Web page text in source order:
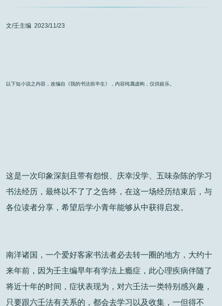
文/壬主编 2023/11/23
以下短小说之内容，改编自《我的书法前半生》，内容纯属虚构，仅供娱乐。
这是一次印象深刻且带有怨恨、庆幸没学、五味杂陈的学习
书法经历，最终以不了了之告终，在这一场经历结束后，与
各位读者分享，希望后学小青年能够从中获得启发。
南洋诸国，一个爱好客家书法者必去转一圈的地方，大约十
来年前，因为壬主编早年有学法上瘾症，此心理疾病伴随了
将近十年的时间，症状表现为，对六壬法一类特别感兴趣，
只要跟六壬法有关系的，都会去学习以及收集，一但得不